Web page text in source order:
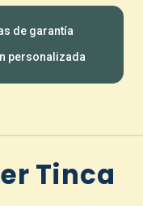
lo
sí, estoy
cuero cabelludo
de garantía
personalizada
Tinca